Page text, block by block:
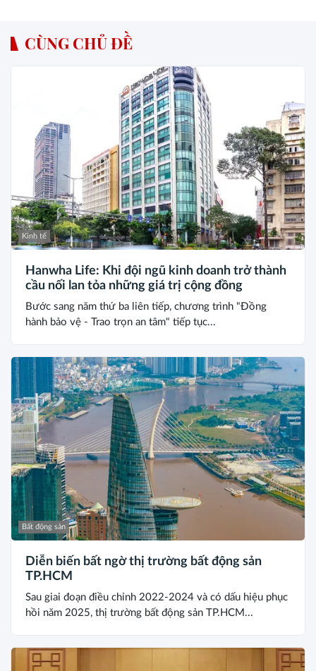
CÙNG CHỦ ĐỀ
Kinh tế
Hanwha Life: Khi đội ngũ kinh doanh trở thành
cầu nối lan tỏa những giá trị cộng đồng
Bước sang năm thứ ba liên tiếp, chương trình "Đồng
hành bảo vệ - Trao trọn an tâm" tiếp tục...
Bất động sản
Diễn biến bất ngờ thị trường bất động sản
TP.HCM
Sau giai đoạn điều chỉnh 2022-2024 và có dấu hiệu phục
hồi năm 2025, thị trường bất động sản TP.HCM...